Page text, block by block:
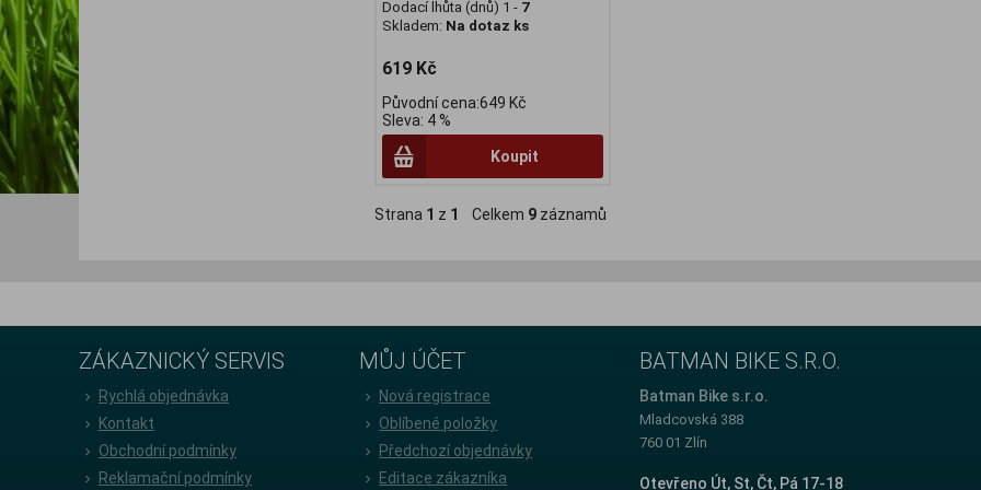
Dodací lhůta (dnů) 1 - 7
Skladem: Na dotaz ks
619 Kč
Původní cena:649 Kč
Sleva: 4 %
Koupit
Strana 1 z 1 Celkem 9 záznamů
ZÁKAZNICKÝ SERVIS
Rychlá objednávka
Kontakt
Obchodní podmínky
Reklamační podmínky
MŮJ ÚČET
Nová registrace
Oblíbené položky
Předchozí objednávky
Editace zákazníka
BATMAN BIKE S.R.O.
Batman Bike s.r.o.
Mladcovská 388
760 01 Zlín
Otevřeno Út, St, Čt, Pá 17-18